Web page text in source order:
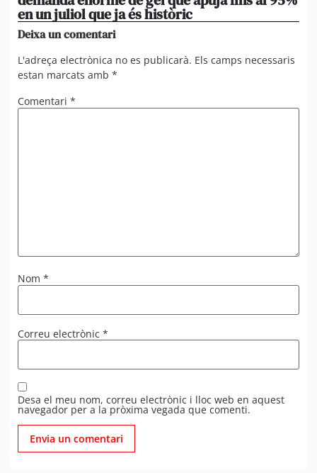
en un juliol que ja és històric
Deixa un comentari
L'adreça electrònica no es publicarà. Els camps necessaris
estan marcats amb *
Comentari *
Nom *
Correu electrònic *
Desa el meu nom, correu electrònic i lloc web en aquest
navegador per a la pròxima vegada que comenti.